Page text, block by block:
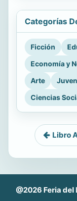
Categorías
Ficción
Economía y
Arte
Ciencias
Libro
@2026 Feria